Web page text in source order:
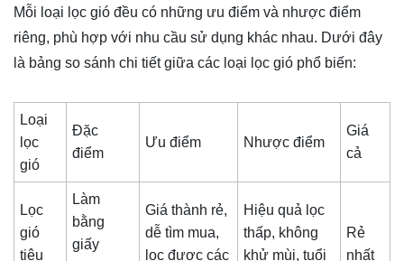
Mỗi loại lọc gió đều có những ưu điểm và nhược điểm
riêng, phù hợp với nhu cầu sử dụng khác nhau. Dưới đây
là bảng so sánh chi tiết giữa các loại lọc gió phổ biến:
Loại
lọc
gió
Đặc
điểm
Ưu điểm Nhược điểm
Giá
cả
Lọc
gió
tiêu
Làm
bằng
giấy
Giá thành rẻ,
dễ tìm mua,
lọc được các
Hiệu quả lọc
thấp, không
khử mùi, tuổi
Rẻ
nhất